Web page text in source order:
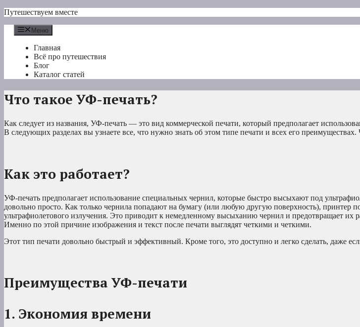
Перейти
содержимому
Путешествуем вместе
Меню
Главная
Всё про путешествия
Блог
Каталог статей
Что такое УФ-печать?
Как следует из названия, УФ-печать — это вид коммерческой печати, который предполагает
В следующих разделах вы узнаете все, что нужно знать об этом типе печати и всех его преимуществах.
Как это работает?
УФ-печать предполагает использование специальных чернил, которые быстро высыхают под
довольно просто. Как только чернила попадают на бумагу (или любую другую поверхность), принтер
ультрафиолетового излучения. Это приводит к немедленному высыханию чернил и предотвращает их
Именно по этой причине изображения и текст после печати выглядят четкими и четкими.
Этот тип печати довольно быстрый и эффективный. Кроме того, это доступно и легко сделать, даже
Преимущества УФ-печати
1. Экономия времени